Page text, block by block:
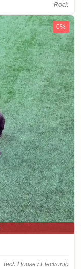
Rock
0%
Tech House / Electronic